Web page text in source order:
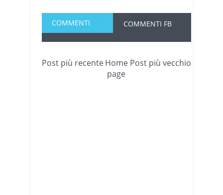
COMMENTI COMMENTI FB
Post più recente Post più vecchio
Home
page